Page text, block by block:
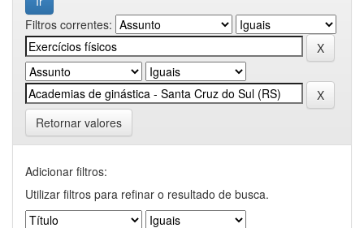
Filtros correntes:
Retornar valores
Adicionar filtros:
Utilizar filtros para refinar o resultado de busca.